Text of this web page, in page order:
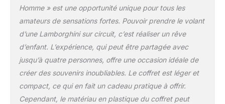
Homme » est une opportunité unique pour tous les
amateurs de sensations fortes. Pouvoir prendre le volant
d’une Lamborghini sur circuit, c’est réaliser un rêve
d’enfant. L’expérience, qui peut être partagée avec
jusqu’à quatre personnes, offre une occasion idéale de
créer des souvenirs inoubliables. Le coffret est léger et
compact, ce qui en fait un cadeau pratique à offrir.
Cependant, le matériau en plastique du coffret peut